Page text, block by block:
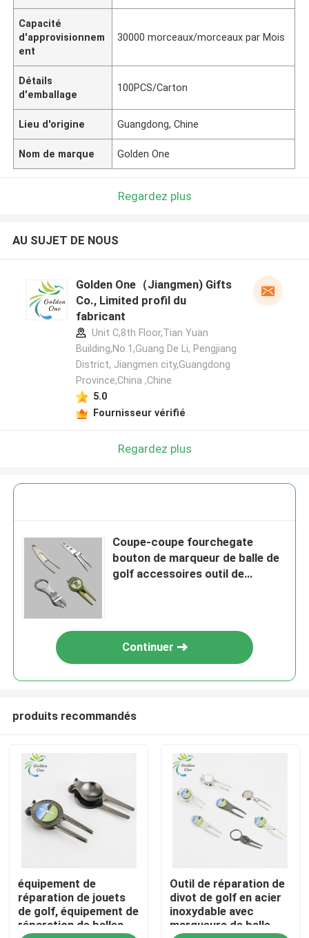
Produits
Vidéos
Capacité
d'approvisionnem
ent
30000 morceaux/morceaux par Mois
Détails
d'emballage
100PCS/Carton
Lieu d'origine Guangdong, Chine
Nom de marque Golden One
Regardez plus
AU SUJET DE NOUS
Golden One（Jiangmen) Gifts
Co., Limited profil du
fabricant
Unit C,8th Floor,Tian Yuan
Building,No.1,Guang De Li, Pengjiang
District, Jiangmen city,Guangdong
Province,China ,Chine
5.0
Fournisseur vérifié
Regardez plus
Coupe-coupe fourchegate
bouton de marqueur de balle de
golf accessoires outil de
Continuer
produits recommandés
équipement de
réparation de jouets
de golf, équipement de
réparation de balles,
Outil de réparation de
divot de golf en acier
inoxydable avec
marqueurs de balle